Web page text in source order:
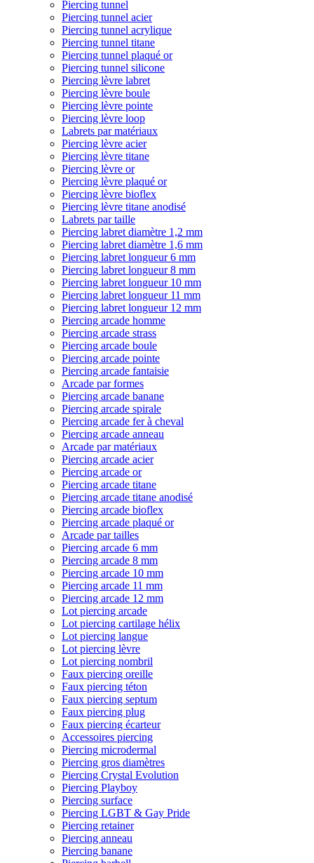
Piercing tunnel
Piercing tunnel acier
Piercing tunnel acrylique
Piercing tunnel titane
Piercing tunnel plaqué or
Piercing tunnel silicone
Piercing lèvre labret
Piercing lèvre boule
Piercing lèvre pointe
Piercing lèvre loop
Labrets par matériaux
Piercing lèvre acier
Piercing lèvre titane
Piercing lèvre or
Piercing lèvre plaqué or
Piercing lèvre bioflex
Piercing lèvre titane anodisé
Labrets par taille
Piercing labret diamètre 1,2 mm
Piercing labret diamètre 1,6 mm
Piercing labret longueur 6 mm
Piercing labret longueur 8 mm
Piercing labret longueur 10 mm
Piercing labret longueur 11 mm
Piercing labret longueur 12 mm
Piercing arcade homme
Piercing arcade strass
Piercing arcade boule
Piercing arcade pointe
Piercing arcade fantaisie
Arcade par formes
Piercing arcade banane
Piercing arcade spirale
Piercing arcade fer à cheval
Piercing arcade anneau
Arcade par matériaux
Piercing arcade acier
Piercing arcade or
Piercing arcade titane
Piercing arcade titane anodisé
Piercing arcade bioflex
Piercing arcade plaqué or
Arcade par tailles
Piercing arcade 6 mm
Piercing arcade 8 mm
Piercing arcade 10 mm
Piercing arcade 11 mm
Piercing arcade 12 mm
Lot piercing arcade
Lot piercing cartilage hélix
Lot piercing langue
Lot piercing lèvre
Lot piercing nombril
Faux piercing oreille
Faux piercing téton
Faux piercing septum
Faux piercing plug
Faux piercing écarteur
Accessoires piercing
Piercing microdermal
Piercing gros diamètres
Piercing Crystal Evolution
Piercing Playboy
Piercing surface
Piercing LGBT & Gay Pride
Piercing retainer
Piercing anneau
Piercing banane